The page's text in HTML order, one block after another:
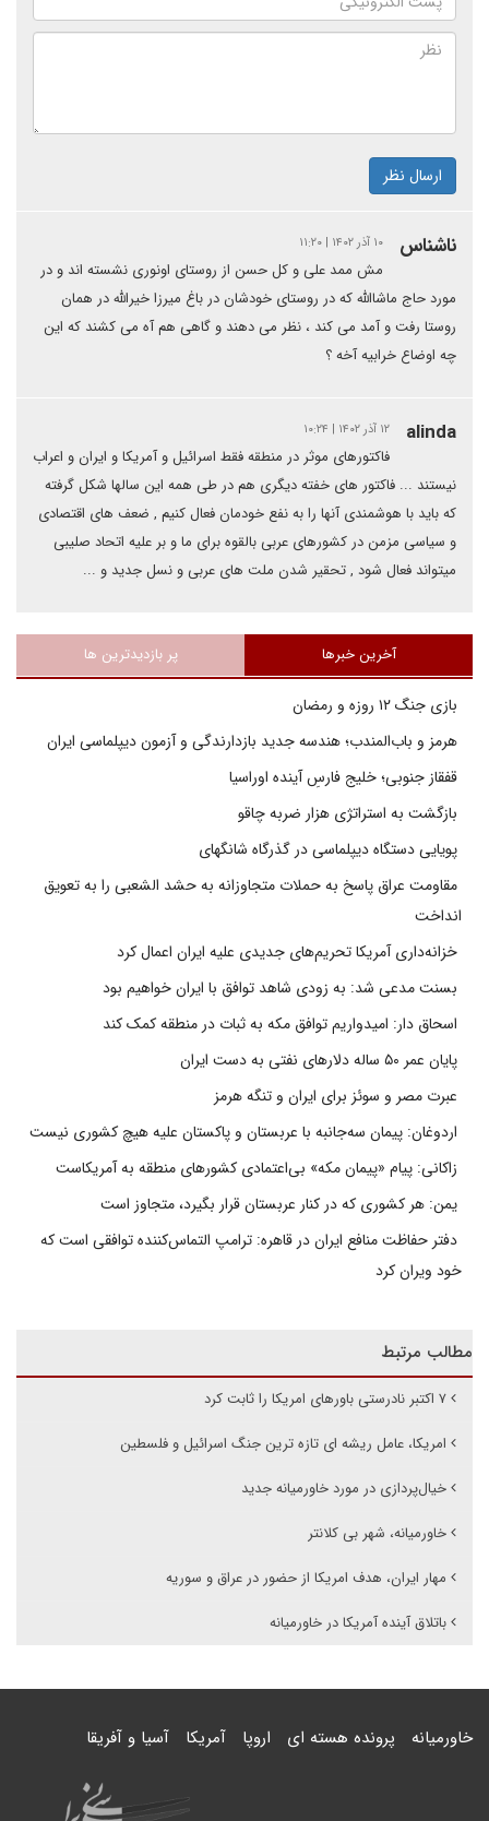
ارسال نظر
ناشناس ۱۰ آذر ۱۴۰۲ | ۱۱:۲۰
مش ممد علی و کل حسن از روستای اونوری نشسته اند و در
مورد حاج ماشاالله که در روستای خودشان در باغ میرزا خیرالله در همان
روستا رفت و آمد می کند ، نظر می دهند و گاهی هم آه می کشند که این
چه اوضاع خرابیه آخه ؟
alinda ۱۲ آذر ۱۴۰۲ | ۱۰:۲۴
فاکتورهای موثر در منطقه فقط اسرائیل و آمریکا و ایران و اعراب
نیستند ... فاکتور های خفته دیگری هم در طی همه این سالها شکل گرفته
که باید با هوشمندی آنها را به نفع خودمان فعال کنیم , ضعف های اقتصادی
و سیاسی مزمن در کشورهای عربی بالقوه برای ما و بر علیه اتحاد صلیبی
میتواند فعال شود , تحقیر شدن ملت های عربی و نسل جدید و ...
آخرین خبرها پر بازدیدترین ها
بازی جنگ ۱۲ روزه و رمضان
هرمز و باب‌المندب؛ هندسه جدید بازدارندگی و آزمون دیپلماسی ایران
قفقاز جنوبی؛ خلیج فارسِ آینده اوراسیا
بازگشت به استراتژی هزار ضربه چاقو
پویایی دستگاه دیپلماسی در گذرگاه شانگهای
مقاومت عراق پاسخ به حملات متجاوزانه به حشد الشعبی را به تعویق
انداخت
خزانه‌داری آمریکا تحریم‌های جدیدی علیه ایران اعمال کرد
بسنت مدعی شد: به زودی شاهد توافق با ایران خواهیم بود
اسحاق دار: امیدواریم توافق مکه به ثبات در منطقه کمک کند
پایان عمر ۵۰ ساله دلارهای نفتی به دست ایران
عبرت مصر و سوئز برای ایران و تنگه هرمز
اردوغان: پیمان سه‌جانبه با عربستان و پاکستان علیه هیچ کشوری نیست
زاکانی: پیام «پیمان مکه» بی‌اعتمادی کشورهای منطقه به آمریکاست
یمن: هر کشوری که در کنار عربستان قرار بگیرد، متجاوز است
دفتر حفاظت منافع ایران در قاهره: ترامپ التماس‌کننده توافقی است که
خود ویران کرد
مطالب مرتبط
۷ اکتبر نادرستی باورهای امریکا را ثابت کرد
امریکا، عامل ریشه ای تازه ترین جنگ اسرائیل و فلسطین
خیال‌پردازی در مورد خاورمیانه جدید
خاورمیانه، شهر بی کلانتر
مهار ایران، هدف امریکا از حضور در عراق و سوریه
باتلاق آینده آمریکا در خاورمیانه
خاورمیانه پرونده هسته ای اروپا آمریکا آسیا و آفریقا